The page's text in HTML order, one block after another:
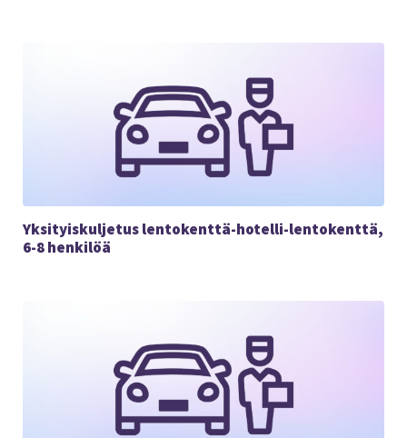
Yksityiskuljetus lentokenttä-hotelli-lentokenttä,
6-8 henkilöä